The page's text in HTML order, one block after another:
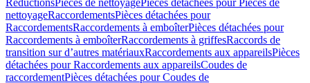
RéductionsPièces de nettoyagePièces détachées pour Pièces de
nettoyageRaccordementsPièces détachées pour
RaccordementsRaccordements à emboîterPièces détachées pour
Raccordements à emboîterRaccordements à griffesRaccords de
transition sur d’autres matériauxRaccordements aux appareilsPièces
détachées pour Raccordements aux appareilsCoudes de
raccordementPièces détachées pour Coudes de